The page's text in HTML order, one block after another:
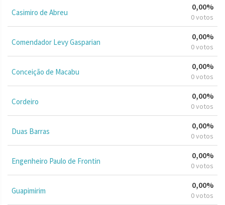
Casimiro de Abreu
0,00%
0 votos
Comendador Levy Gasparian
0,00%
0 votos
Conceição de Macabu
0,00%
0 votos
Cordeiro
0,00%
0 votos
Duas Barras
0,00%
0 votos
Engenheiro Paulo de Frontin
0,00%
0 votos
Guapimirim
0,00%
0 votos